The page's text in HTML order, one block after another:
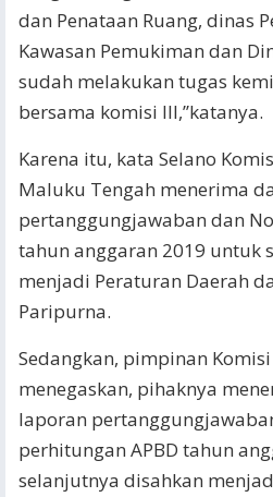
dan Penataan Ruang, dinas
Kawasan Pemukiman dan
sudah melakukan tugas
bersama komisi III,’’katanya.
Karena itu, kata Selano
Maluku Tengah menerima
pertanggungjawaban dan
tahun anggaran 2019 untuk
menjadi Peraturan Daerah
Paripurna.
Sedangkan, pimpinan Komisi
menegaskan, pihaknya
laporan
perhitungan APBD tahun
selanjutnya disahkan